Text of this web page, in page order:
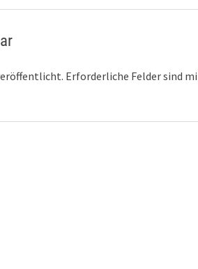
Erforderliche Felder sind